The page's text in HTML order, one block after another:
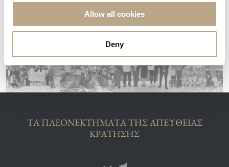
Allow all cookies
Deny
ΤΑ ΠΛΕΟΝΕΚΤΗΜΑΤΑ ΤΗΣ ΑΠΕΥΘΕΙΑΣ
ΚΡΑΤΗΣΗΣ